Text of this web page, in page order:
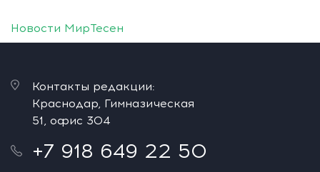
Новости МирТесен
Контакты редакции:
Краснодар, Гимназическая
51, офис 304
+7 918 649 22 50